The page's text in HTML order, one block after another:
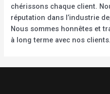
chérissons chaque client.
réputation dans l’industrie
Nous sommes honnêtes et
à long terme avec nos clients.